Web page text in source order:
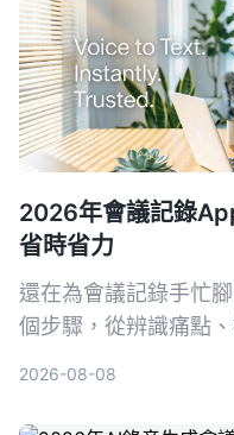
2026年會議記錄
省時省力
還在為會議記錄手忙
個步驟，從辨識痛點
的會議記錄幫手，再
2026-08-08